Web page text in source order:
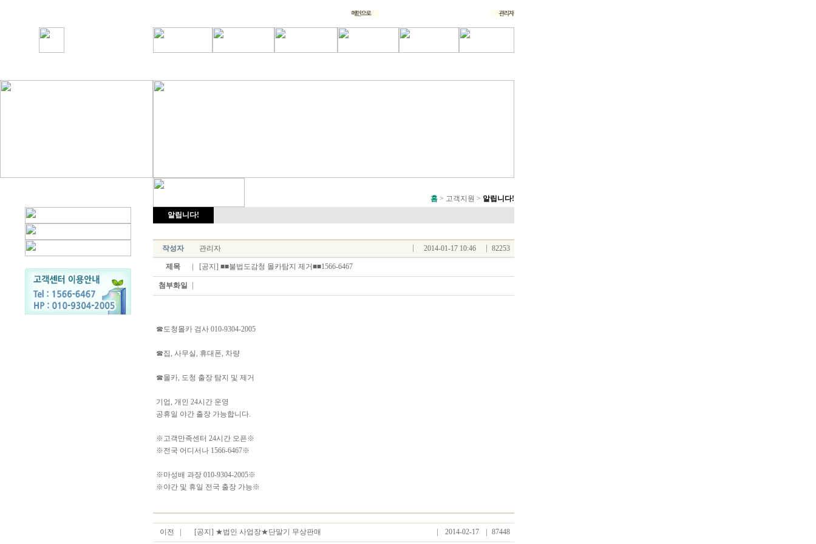
홈 > 고객지원 > 알립니다!
알립니다!
작성자 관리자 2014-01-17 10:46 82253
제목 [공지] ■■불법도감청 몰카탐지 제거■■1566-6467
첨부화일
☎도청몰카 검사 010-9304-2005
☎집, 사무실, 휴대폰, 차량
☎몰카, 도청 출장 탐지 및 제거
기업, 개인 24시간 운영
공휴일 야간 출장 가능합니다.
※고객만족센터 24시간 오픈※
※전국 어디서나 1566-6467※
※마성배 과장 010-9304-2005※
※야간 및 휴일 전국 출장 가능※
이전 [공지] ★법인 사업장★단말기 무상판매 2014-02-17 87448